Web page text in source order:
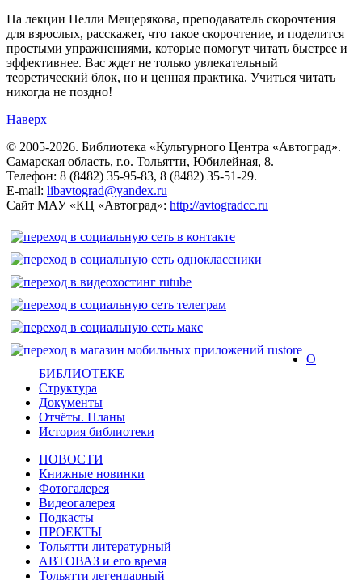
На лекции Нелли Мещерякова, преподаватель скорочтения
для взрослых, расскажет, что такое скорочтение, и поделится
простыми упражнениями, которые помогут читать быстрее и
эффективнее. Вас ждет не только увлекательный
теоретический блок, но и ценная практика. Учиться читать
никогда не поздно!
Наверх
© 2005-2026. Библиотека «Культурного Центра «Автоград».
Самарская область, г.о. Тольятти, Юбилейная, 8.
Телефон: 8 (8482) 35-95-83, 8 (8482) 35-51-29.
E-mail: libavtograd@yandex.ru
Сайт МАУ «КЦ «Автоград»: http://avtogradcc.ru
О
БИБЛИОТЕКЕ
Структура
Документы
Отчёты. Планы
История библиотеки
НОВОСТИ
Книжные новинки
Фотогалерея
Видеогалерея
Подкасты
ПРОЕКТЫ
Тольятти литературный
АВТОВАЗ и его время
Тольятти легендарный